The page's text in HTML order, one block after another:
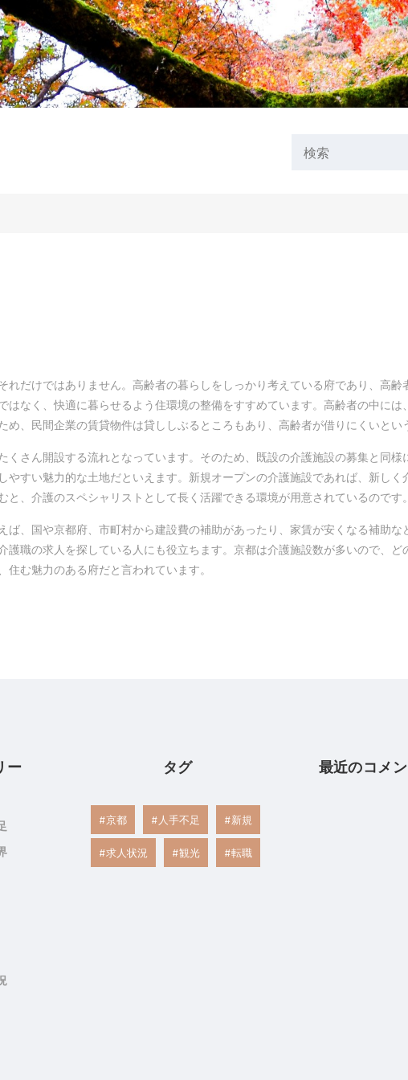
だけではありません。高齢者の暮らしをしっかり考えている府であり、高
なく、快適に暮らせるよう住環境の整備をすすめています。高齢者の中に
、民間企業の賃貸物件は貸ししぶるところもあり、高齢者が借りにくいとい
さん開設する流れとなっています。そのため、既設の介護施設の募集と同
やすい魅力的な土地だといえます。新規オープンの介護施設であれば、新し
、介護のスペシャリストとして長く活躍できる環境が用意されているのです。
、国や京都府、市町村から建設費の補助があったり、家賃が安くなる補助
職の求人を探している人にも役立ちます。京都は介護施設数が多いので、
む魅力のある府だと言われています。
ー タグ
京都 人手不足 新規
求人状況 観光 転職
最近のコメン